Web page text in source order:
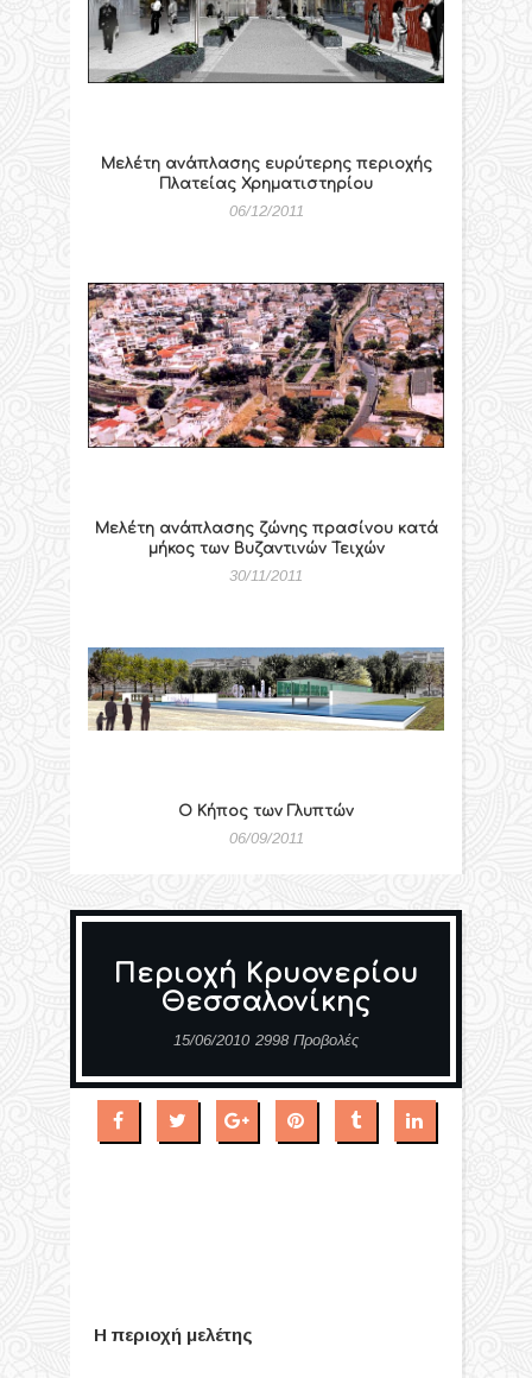
Μελέτη ανάπλασης ευρύτερης περιοχής
Πλατείας Χρηματιστηρίου
06/12/2011
Μελέτη ανάπλασης ζώνης πρασίνου κατά
μήκος των Βυζαντινών Τειχών
30/11/2011
Ο Κήπος των Γλυπτών
06/09/2011
Περιοχή Κρυονερίου
Θεσσαλονίκης
15/06/2010 2998 Προβολές
Η περιοχή μελέτης